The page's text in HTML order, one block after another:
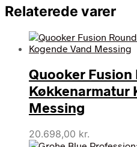
Relaterede varer
Quooker Fusion
Køkkenarmatur
Messing
20.698,00 kr.